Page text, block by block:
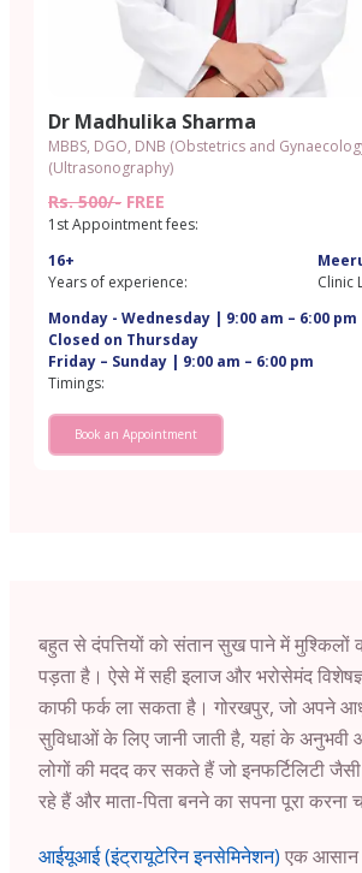
Dr Madhulika Sharma
MBBS, DGO, DNB (Obstetrics and
(Ultrasonography)​
Rs. 500/- FREE
1st Appointment fees:
16+
Years of experience:
Clinic
Monday - Wednesday | 9:00 am – 6:00 pm
Closed on Thursday
Friday – Sunday | 9:00 am – 6:00 pm
Timings:
Book an Appointment
बहुत से दंपत्तियों को संतान सुख पाने में मुश्किलों
पड़ता है। ऐसे में सही इलाज और भरोसेमंद
काफी फर्क ला सकता है। गोरखपुर, जो अपने
सुविधाओं के लिए जानी जाती है, यहां के
लोगों की मदद कर सकते हैं जो इनफर्टिलिटी
रहे हैं और माता-पिता बनने का सपना पूरा करना
आईयूआई (इंट्रायूटेरिन इनसेमिनेशन) एक आसान